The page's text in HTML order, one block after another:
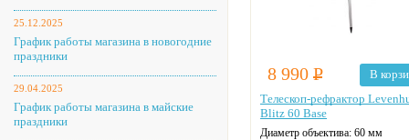
25.12.2025
График работы магазина в новогодние
праздники
29.04.2025
График работы магазина в майские
праздники
8 990 Р
В
Телескоп-рефрактор
Blitz 60 Base
Диаметр объектива: 60 мм